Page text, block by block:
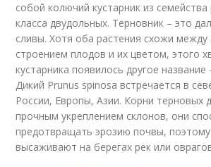
собой колючий кустарник из
класса двудольных. Терновник – это
сливы. Хотя оба растения схожи между
строением плодов и их цветом, этого
кустарника появилось другое
Дикий Prunus spinosa встречается в
России, Европы, Азии. Корни терновых
прочным укреплением склонов, они
предотвращать эрозию почвы, поэтому
высаживают на берегах рек или